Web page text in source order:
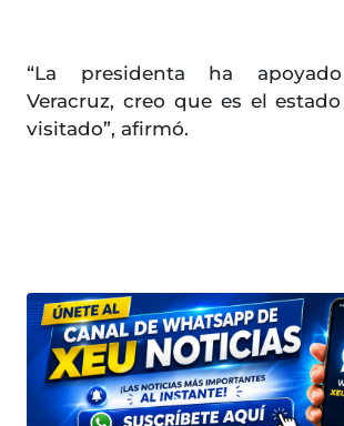
“La presidenta ha
Veracruz, creo que es el
visitado”, afirmó.